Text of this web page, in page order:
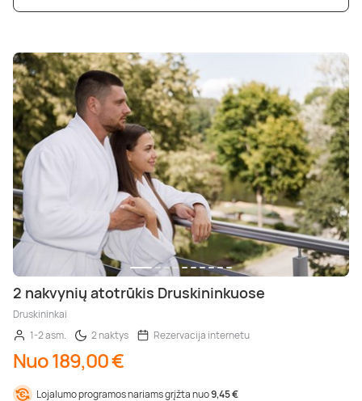
2 nakvynių atotrūkis Druskininkuose
Druskininkai
1-2 asm.
2 naktys Rezervacija internetu
Nuo 189,00 €
Lojalumo programos nariams grįžta nuo9,45 €